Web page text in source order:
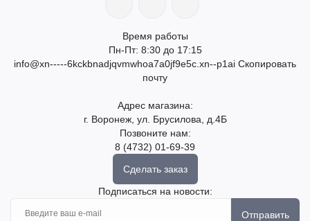
Время работы
Пн-Пт: 8:30 до 17:15
info@xn-----6kckbnadjqvmwhoa7a0jf9e5c.xn--p1ai Скопировать
почту
Адрес магазина:
г. Воронеж, ул. Брусилова, д.4Б
Позвоните нам:
8 (4732) 01-69-39
Сделать заказ
Подписаться на новости:
Отправить